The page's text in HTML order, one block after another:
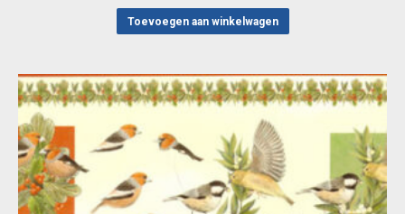
was: is:
Toevoegen aan winkelwagen